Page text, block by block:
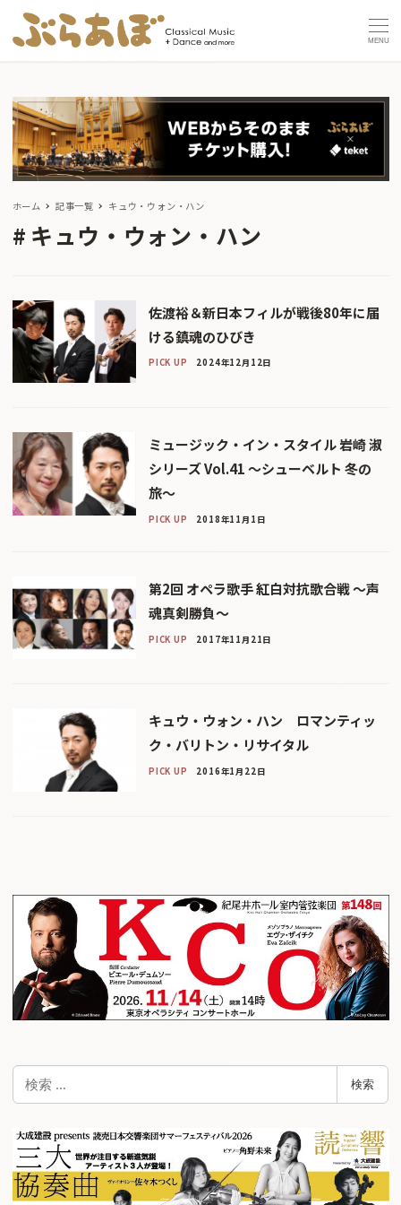
MENU
ホーム 記事一覧 キュウ・ウォン・ハン
キュウ・ウォン・ハン
佐渡裕＆新日本フィルが戦後80年に届
ける鎮魂のひびき
PICK UP 2024年12月12日
ミュージック・イン・スタイル 岩崎 淑
シリーズ Vol.41 〜シューベルト 冬の
旅〜
PICK UP 2018年11月1日
第2回 オペラ歌手 紅白対抗歌合戦 〜声
魂真剣勝負〜
PICK UP 2017年11月21日
キュウ・ウォン・ハン ロマンティッ
ク・バリトン・リサイタル
PICK UP 2016年1月22日
検索